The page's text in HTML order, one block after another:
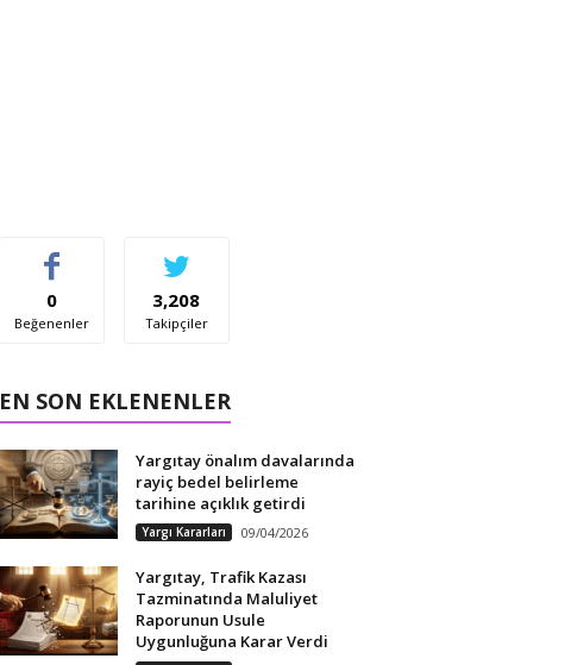
0
Beğenenler
3,208
Takipçiler
EN SON EKLENENLER
Yargıtay önalım davalarında
rayiç bedel belirleme
tarihine açıklık getirdi
Yargı Kararları 09/04/2026
Yargıtay, Trafik Kazası
Tazminatında Maluliyet
Raporunun Usule
Uygunluğuna Karar Verdi